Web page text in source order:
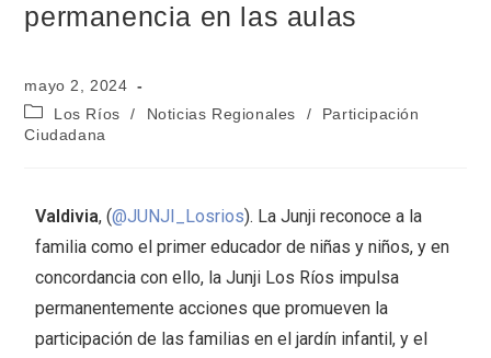
permanencia en las aulas
mayo 2, 2024
Los Ríos
/ Noticias Regionales /
Participación
Ciudadana
Valdivia, (@JUNJI_Losrios). La Junji reconoce a la
familia como el primer educador de niñas y niños, y en
concordancia con ello, la Junji Los Ríos impulsa
permanentemente acciones que promueven la
participación de las familias en el jardín infantil, y el